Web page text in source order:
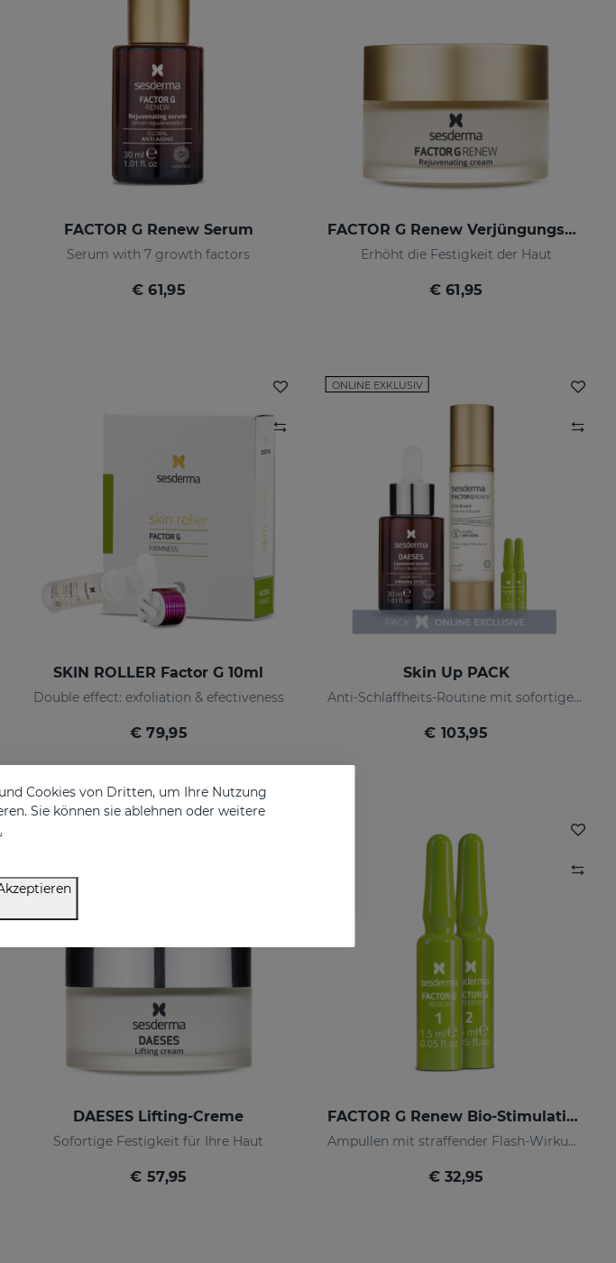
FACTOR G Renew Serum
Serum with 7 growth factors
€ 61,95
FACTOR G Renew Verjüngungscreme
Erhöht die Festigkeit der Haut
€ 61,95
SKIN ROLLER Factor G 10ml
Double effect: exfoliation & efectiveness
€ 79,95
ONLINE EXKLUSIV
Skin Up PACK
Anti-Schlaffheits-Routine mit sofortigem Straffungseffekt
€ 103,95
DAESES Lifting-Creme
Sofortige Festigkeit für Ihre Haut
€ 57,95
FACTOR G Renew Bio-Stimulating Ampoules. Weekly Plan
Ampullen mit straffender Flash-Wirkung.
€ 32,95
Cookies von Dritten, um Ihre Nutzung
Sie können sie ablehnen oder weitere